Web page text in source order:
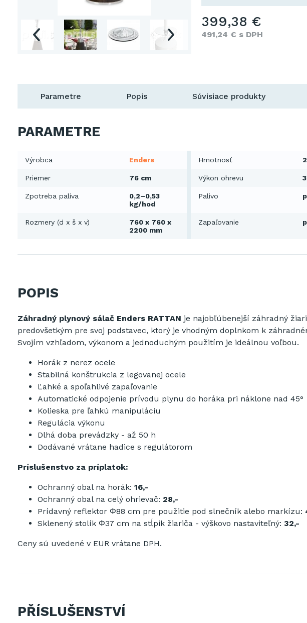
399,38 €
491,24 € s DPH
Parametre Popis Súvisiace produkty
PARAMETRE
Výrobca Enders Hmotnosť
Priemer 76 cm Výkon ohrevu
Zpotreba paliva
0,2–0,53
kg/hod
Palivo
Rozmery (d x š x v)
760 x 760 x
2200 mm
Zapaľovanie
POPIS
Záhradný plynový sálač Enders RATTAN je najobľúbenejší záhradný
predovšetkým pre svoj podstavec, ktorý je vhodným doplnkom k
Svojím vzhľadom, výkonom a jednoduchým použitím je ideálnou voľbou.
Horák z nerez ocele
Stabilná konštrukcia z legovanej ocele
Ľahké a spoľahlivé zapaľovanie
Automatické odpojenie prívodu plynu do horáka pri náklone nad 45°
Kolieska pre ľahkú manipuláciu
Regulácia výkonu
Dlhá doba prevádzky - až 50 h
Dodávané vrátane hadice s regulátorom
Príslušenstvo za príplatok:
Ochranný obal na horák: 16,-
Ochranný obal na celý ohrievač: 28,-
Prídavný reflektor Φ88 cm pre použitie pod slnečník alebo markízu:
Sklenený stolík Φ37 cm na stĺpik žiariča - výškovo nastaviteľný: 32,-
Ceny sú uvedené v EUR vrátane DPH.
PŘÍSLUŠENSTVÍ